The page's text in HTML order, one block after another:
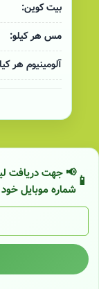
بیت کوین:
مس هر کیلو:
آلومینیوم هر
📢 جهت دریافت
شماره موبایل خود